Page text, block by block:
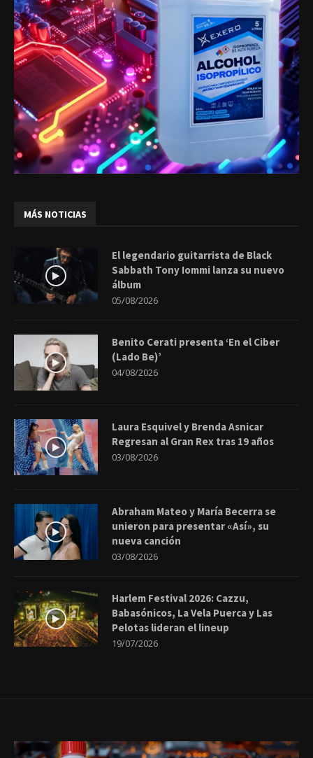
MÁS NOTICIAS
El legendario guitarrista de Black
Sabbath Tony Iommi lanza su nuevo
álbum
05/08/2026
Benito Cerati presenta ‘En el Ciber
(Lado Be)’
04/08/2026
Laura Esquivel y Brenda Asnicar
Regresan al Gran Rex tras 19 años
03/08/2026
Abraham Mateo y María Becerra se
unieron para presentar «Así», su
nueva canción
03/08/2026
Harlem Festival 2026: Cazzu,
Babasónicos, La Vela Puerca y Las
Pelotas lideran el lineup
19/07/2026